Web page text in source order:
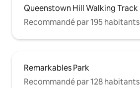
Queenstown Hill Walking Track
Recommandé par 195 habitants
Remarkables Park
Recommandé par 128 habitants